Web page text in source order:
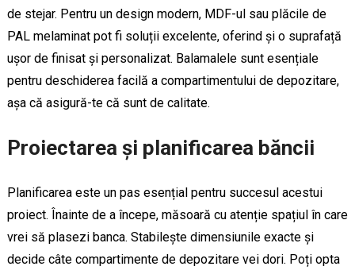
de stejar. Pentru un design modern, MDF-ul sau plăcile de
PAL melaminat pot fi soluții excelente, oferind și o suprafață
ușor de finisat și personalizat. Balamalele sunt esențiale
pentru deschiderea facilă a compartimentului de depozitare,
așa că asigură-te că sunt de calitate.
Proiectarea și planificarea băncii
Planificarea este un pas esențial pentru succesul acestui
proiect. Înainte de a începe, măsoară cu atenție spațiul în care
vrei să plasezi banca. Stabilește dimensiunile exacte și
decide câte compartimente de depozitare vei dori. Poți opta